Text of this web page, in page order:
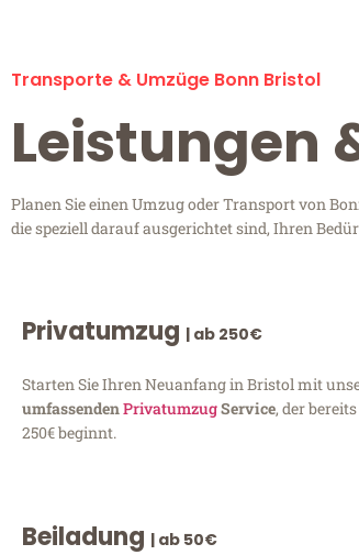
Transporte & Umzüge Bonn Bristol
Leistungen
Planen Sie einen Umzug oder Transport von
die speziell darauf ausgerichtet sind, Ihren
Privatumzug | ab 250€
Starten Sie Ihren Neuanfang in Bristol mit
umfassendenPrivatumzugService, der
250€ beginnt.
Beiladung | ab 50€